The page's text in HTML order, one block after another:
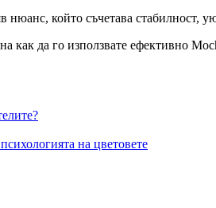
нюанс, който съчетава стабилност,
да го използвате ефективно
на цветовете